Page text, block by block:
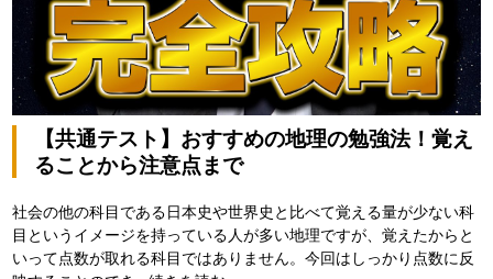
【共通テスト】おすすめの地理の勉強法！覚え
ることから注意点まで
社会の他の科目である日本史や世界史と比べて覚える量が少ない科
目というイメージを持っている人が多い地理ですが、覚えたからと
いって点数が取れる科目ではありません。今回はしっかり点数に反